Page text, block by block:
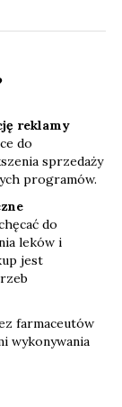
reklamy
do
sprzedaży
programów.
do
leków i
jest
farmaceutów
wykonywania